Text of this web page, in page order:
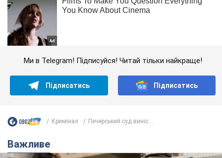
Ми в Telegram! Підписуйся! Читай тільки найкраще!
Підписатись Підписатись
Кримінал Печерський суд виніс...
Важливе